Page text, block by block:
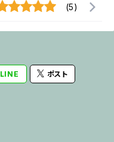
(5)
LINE ポスト